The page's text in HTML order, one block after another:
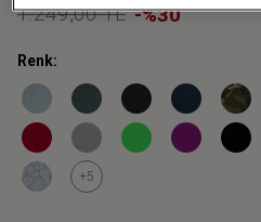
1.249,00 TL -%30
Renk:
+5